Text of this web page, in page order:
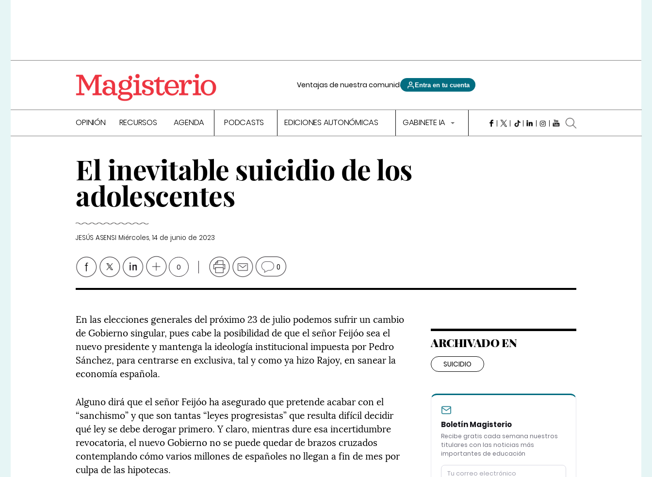
Ventajas de nuestra comunidad Entra en tu cuenta
OPINIÓN RECURSOS AGENDA PODCASTS EDICIONES AUTONÓMICAS GABINETE IA
El inevitable suicidio de los
adolescentes
JESÚS ASENSI Miércoles, 14 de junio de 2023
0 0
En las elecciones generales del próximo 23 de julio podemos sufrir un cambio
de Gobierno singular, pues cabe la posibilidad de que el señor Feijóo sea el
nuevo presidente y mantenga la ideología institucional impuesta por Pedro
Sánchez, para centrarse en exclusiva, tal y como ya hizo Rajoy, en sanear la
economía española.
Alguno dirá que el señor Feijóo ha asegurado que pretende acabar con el
“sanchismo” y que son tantas “leyes progresistas” que resulta difícil decidir
qué ley se debe derogar primero. Y claro, mientras dure esa incertidumbre
revocatoria, el nuevo Gobierno no se puede quedar de brazos cruzados
contemplando cómo varios millones de españoles no llegan a fin de mes por
culpa de las hipotecas.
ARCHIVADO EN
SUICIDIO
Boletín Magisterio
Recibe gratis cada semana nuestros
titulares con las noticias más
importantes de educación